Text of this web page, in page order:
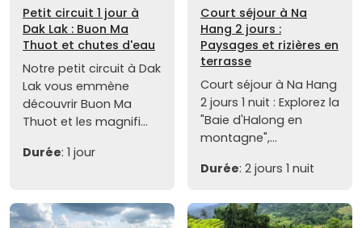
Petit circuit 1 jour à
Dak Lak : Buon Ma
Thuot et chutes d'eau
Notre petit circuit à Dak
Lak vous emmène
découvrir Buon Ma
Thuot et les magnifi...
Durée: 1 jour
Court séjour à Na
Hang 2 jours :
Paysages et rizières en
terrasse
Court séjour à Na Hang
2 jours 1 nuit : Explorez la
"Baie d'Halong en
montagne",...
Durée: 2 jours 1 nuit